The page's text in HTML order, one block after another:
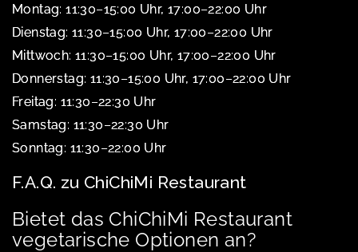
Montag: 11:30–15:00 Uhr, 17:00–22:00 Uhr
Dienstag: 11:30–15:00 Uhr, 17:00–22:00 Uhr
Mittwoch: 11:30–15:00 Uhr, 17:00–22:00 Uhr
Donnerstag: 11:30–15:00 Uhr, 17:00–22:00 Uhr
Freitag: 11:30–22:30 Uhr
Samstag: 11:30–22:30 Uhr
Sonntag: 11:30–22:00 Uhr
F.A.Q. zu ChiChiMi Restaurant
Bietet das ChiChiMi Restaurant
vegetarische Optionen an?